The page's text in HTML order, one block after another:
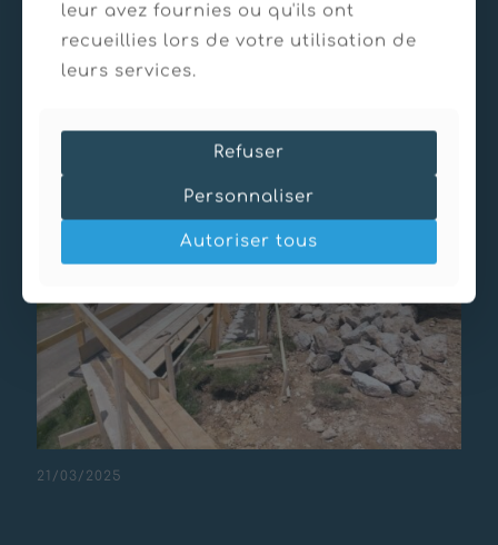
21/03/2025
Paroie clouée – ASCARAT
21/03/2025
leur avez fournies ou qu'ils ont
recueillies lors de votre utilisation de
leurs services.
Refuser
Personnaliser
Autoriser tous